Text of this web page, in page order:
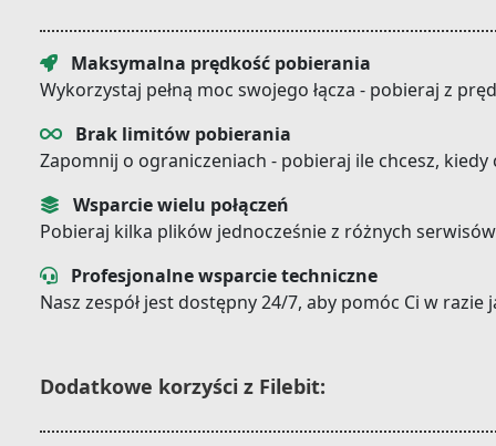
Maksymalna prędkość pobierania
Wykorzystaj pełną moc swojego łącza - pobieraj z
Brak limitów pobierania
Zapomnij o ograniczeniach - pobieraj ile chcesz,
Wsparcie wielu połączeń
Pobieraj kilka plików jednocześnie z różnych
Profesjonalne wsparcie techniczne
Nasz zespół jest dostępny 24/7, aby pomóc Ci w
Dodatkowe korzyści z Filebit: